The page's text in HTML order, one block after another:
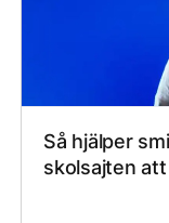
Så hjälper
skolsajten